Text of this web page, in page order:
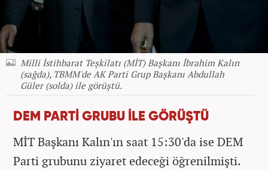
Milli İstihbarat Teşkilatı (MİT) Başkanı İbrahim Kalın
(sağda), TBMM'de AK Parti Grup Başkanı Abdullah
Güler (solda) ile görüştü.
DEM PARTİ GRUBU İLE GÖRÜŞTÜ
MİT Başkanı Kalın'ın saat 15:30'da ise DEM
Parti grubunu ziyaret edeceği öğrenilmişti.